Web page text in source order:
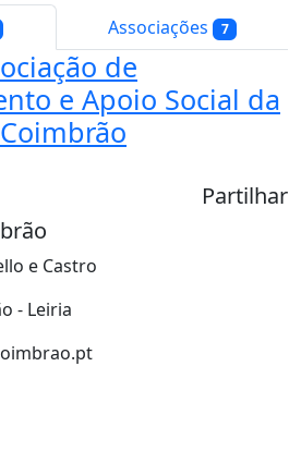
Associações 7
de
e Apoio Social da
Partilhar
e Castro
- Leiria